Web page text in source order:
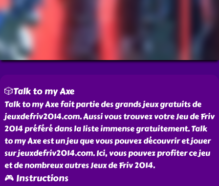
🎲Talk to my Axe
Talk to my Axe fait partie des grands jeux gratuits de
jeuxdefriv2014.com. Aussi vous trouvez votre Jeu de Friv
2014 préféré dans la liste immense gratuitement. Talk
to my Axe est un jeu que vous pouvez découvrir et jouer
sur jeuxdefriv2014.com. Ici, vous pouvez profiter ce jeu
et de nombreux autres Jeux de Friv 2014.
🎮 Instructions